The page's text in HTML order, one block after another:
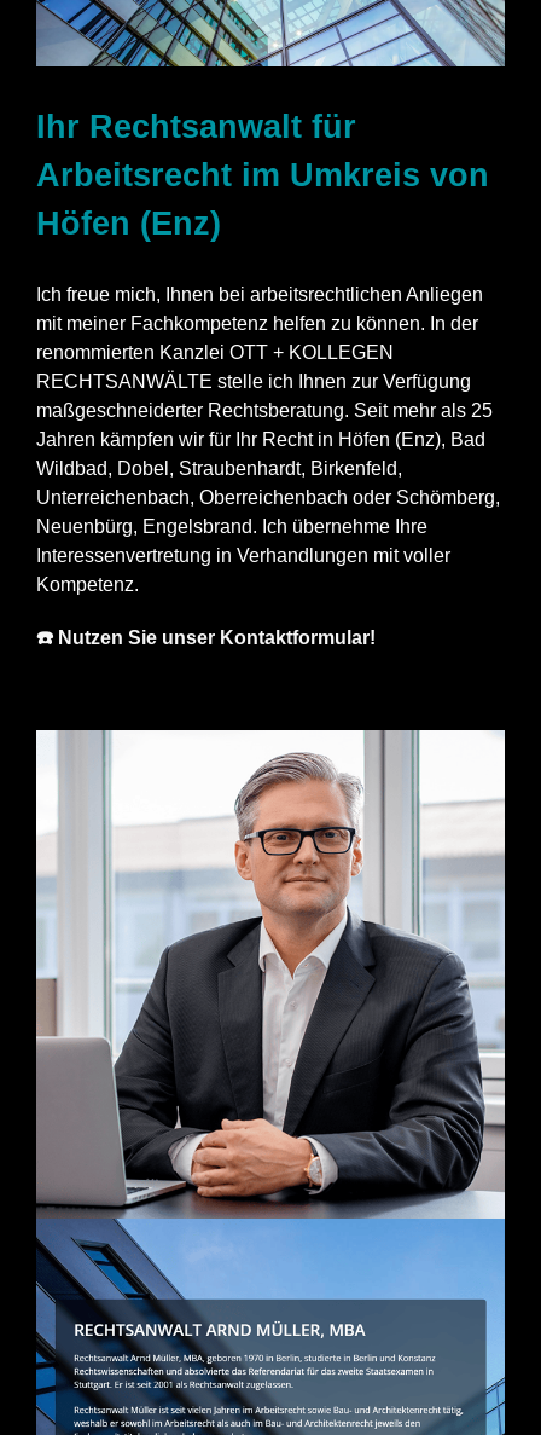
Ihr Rechtsanwalt für
Arbeitsrecht im Umkreis von
Höfen (Enz)
Ich freue mich, Ihnen bei arbeitsrechtlichen Anliegen
mit meiner Fachkompetenz helfen zu können. In der
renommierten Kanzlei OTT + KOLLEGEN
RECHTSANWÄLTE stelle ich Ihnen zur Verfügung
maßgeschneiderter Rechtsberatung. Seit mehr als 25
Jahren kämpfen wir für Ihr Recht in Höfen (Enz), Bad
Wildbad, Dobel, Straubenhardt, Birkenfeld,
Unterreichenbach, Oberreichenbach oder Schömberg,
Neuenbürg, Engelsbrand. Ich übernehme Ihre
Interessenvertretung in Verhandlungen mit voller
Kompetenz.
☎️ Nutzen Sie unser Kontaktformular!